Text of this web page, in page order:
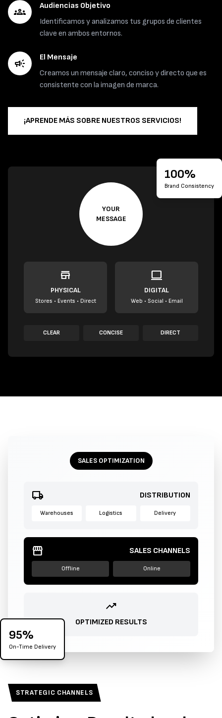
groups
Audiencias Objetivo
Identificamos y analizamos tus grupos de clientes
clave en ambos entornos.
campaign
El Mensaje
Creamos un mensaje claro, conciso y directo que es
consistente con la imagen de marca.
¡APRENDE MÁS SOBRE NUESTROS SERVICIOS!
YOUR
MESSAGE
store
PHYSICAL
Stores • Events • Direct
computer
DIGITAL
Web • Social • Email
CLEAR CONCISE DIRECT
100%
Brand Consistency
STRATEGIC CHANNELS
SALES OPTIMIZATION
local_shipping DISTRIBUTION
Warehouses Logistics Delivery
storefront SALES CHANNELS
Offline Online
trending_up
OPTIMIZED RESULTS
95%
On-Time Delivery